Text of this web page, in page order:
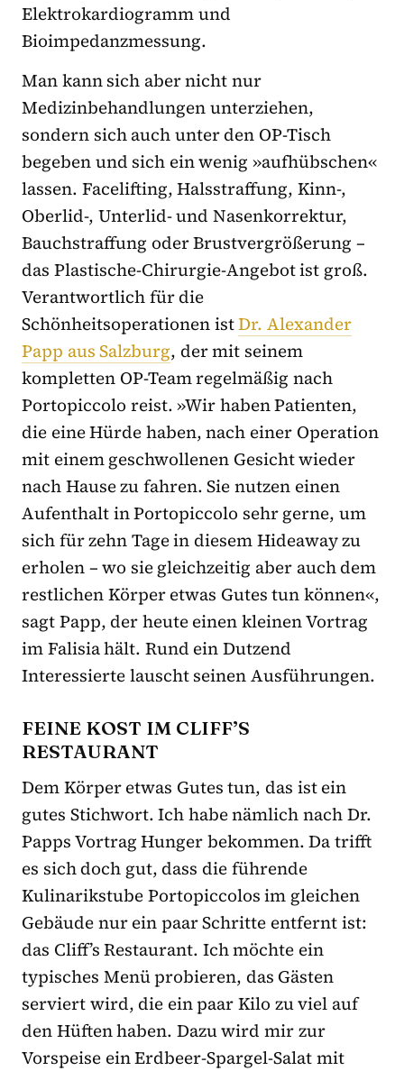
Elektrokardiogramm und
Bioimpedanzmessung.
Man kann sich aber nicht nur
Medizinbehandlungen unterziehen,
sondern sich auch unter den OP-Tisch
begeben und sich ein wenig »aufhübschen«
lassen. Facelifting, Halsstraffung, Kinn-,
Oberlid-, Unterlid- und Nasenkorrektur,
Bauchstraffung oder Brustvergrößerung –
das Plastische-Chirurgie-Angebot ist groß.
Verantwortlich für die
Schönheitsoperationen istDr. Alexander
Papp aus Salzburg, der mit seinem
kompletten OP-Team regelmäßig nach
Portopiccolo reist. »Wir haben Patienten,
die eine Hürde haben, nach einer Operation
mit einem geschwollenen Gesicht wieder
nach Hause zu fahren. Sie nutzen einen
Aufenthalt in Portopiccolo sehr gerne, um
sich für zehn Tage in diesem Hideaway zu
erholen – wo sie gleichzeitig aber auch dem
restlichen Körper etwas Gutes tun können«,
sagt Papp, der heute einen kleinen Vortrag
im Falisia hält. Rund ein Dutzend
Interessierte lauscht seinen Ausführungen.
FEINE KOST IM CLIFF’S
RESTAURANT
Dem Körper etwas Gutes tun, das ist ein
gutes Stichwort. Ich habe nämlich nach Dr.
Papps Vortrag Hunger bekommen. Da trifft
es sich doch gut, dass die führende
Kulinarikstube Portopiccolos im gleichen
Gebäude nur ein paar Schritte entfernt ist:
das Cliff’s Restaurant. Ich möchte ein
typisches Menü probieren, das Gästen
serviert wird, die ein paar Kilo zu viel auf
den Hüften haben. Dazu wird mir zur
Vorspeise ein Erdbeer-Spargel-Salat mit